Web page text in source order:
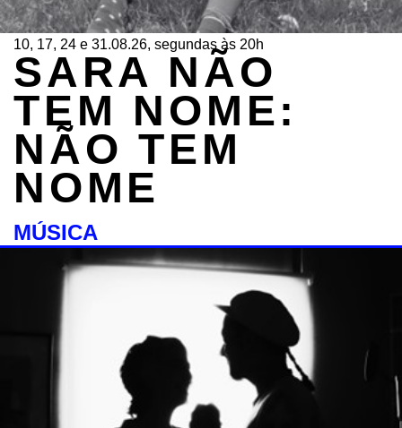
10, 17, 24 e 31.08.26, segundas às 20h
SARA NÃO
TEM NOME:
NÃO TEM
NOME
MÚSICA